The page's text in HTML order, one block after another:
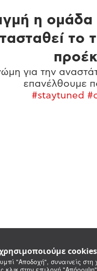
cookies
"Αποδοχή", συναινείς στη
η ομάδα
το
για την
επανέλθουμε
#staytuned